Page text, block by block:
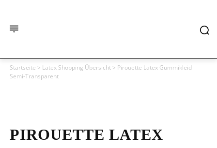
Startseite > Latex Shopping Übersicht > Pirouette Latex Gummikleid
Semi-Transparent
PIROUETTE LATEX